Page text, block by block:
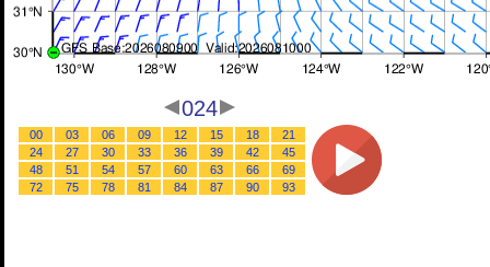
024
00 03 06 09 12 15 18
21
24
27 30 33 36 39 42
45
48
51 54 57 60 63 66
69
72
75 78 81 84 87 90 93